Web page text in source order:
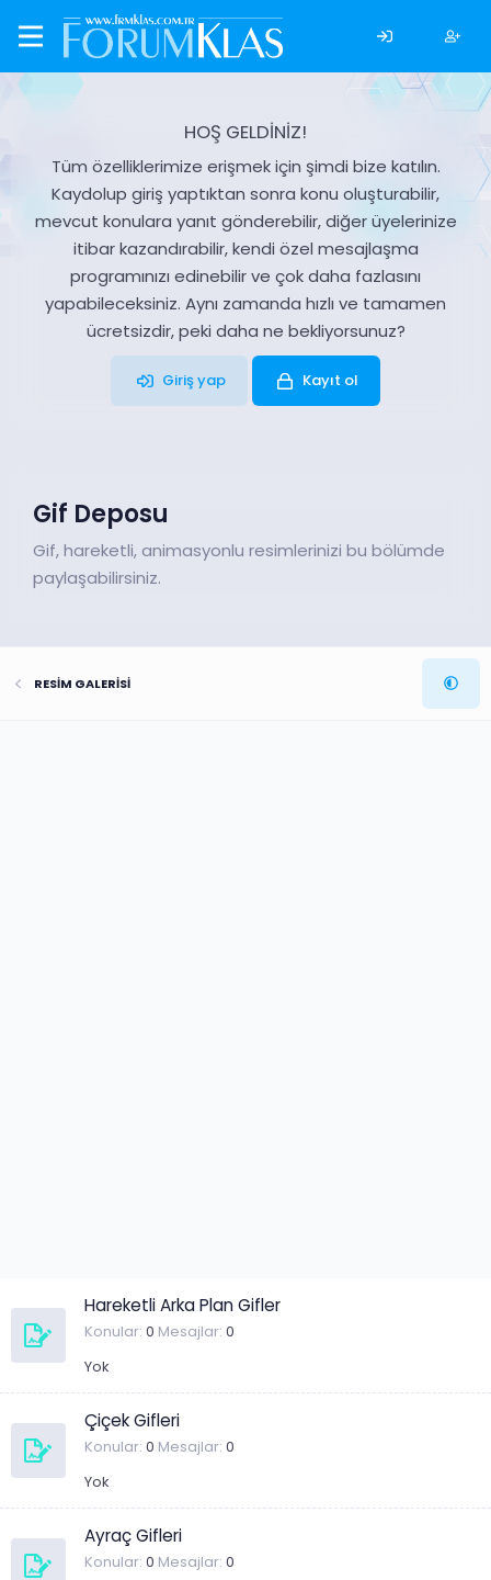
HOŞ GELDİNİZ!
Tüm özelliklerimize erişmek için şimdi bize katılın.
Kaydolup giriş yaptıktan sonra konu oluşturabilir,
mevcut konulara yanıt gönderebilir, diğer üyelerinize
itibar kazandırabilir, kendi özel mesajlaşma
programınızı edinebilir ve çok daha fazlasını
yapabileceksiniz. Aynı zamanda hızlı ve tamamen
ücretsizdir, peki daha ne bekliyorsunuz?
Giriş yap Kayıt ol
Gif Deposu
Gif, hareketli, animasyonlu resimlerinizi bu bölümde
paylaşabilirsiniz.
RESİM GALERİSİ
Hareketli Arka Plan Gifler
Konular 0 Mesajlar 0
Yok
Çiçek Gifleri
Konular 0 Mesajlar 0
Yok
Ayraç Gifleri
Konular 0 Mesajlar 0